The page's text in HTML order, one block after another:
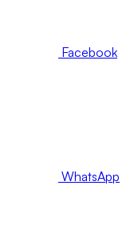
Facebook
WhatsApp